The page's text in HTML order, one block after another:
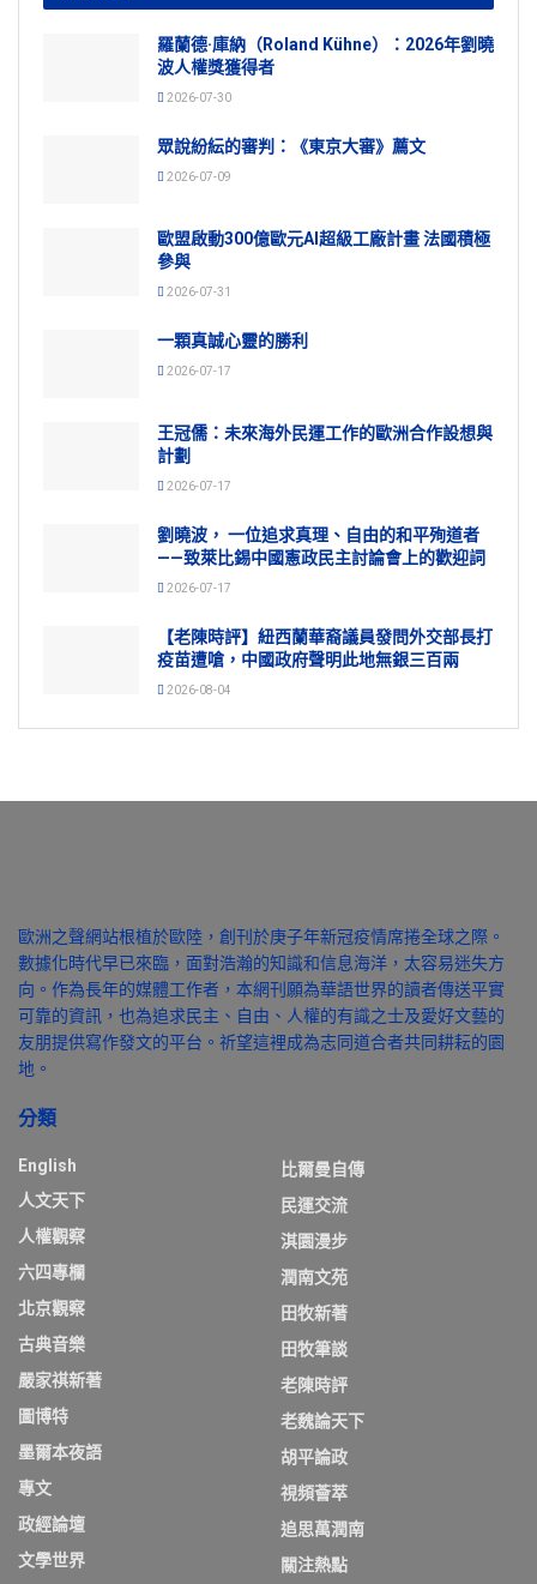
羅蘭德·庫納（Roland Kühne）：2026年劉曉
波人權獎獲得者
2026-07-30
眾說紛紜的審判：《東京大審》薦文
2026-07-09
歐盟啟動300億歐元AI超級工廠計畫 法國積極
參與
2026-07-31
一顆真誠心靈的勝利
2026-07-17
王冠儒：未來海外民運工作的歐洲合作設想與
計劃
2026-07-17
劉曉波， 一位追求真理、自由的和平殉道者
——致萊比錫中國憲政民主討論會上的歡迎詞
2026-07-17
【老陳時評】紐西蘭華裔議員發問外交部長打
疫苗遭嗆，中國政府聲明此地無銀三百兩
2026-08-04
歐洲之聲網站根植於歐陸，創刊於庚子年新冠疫情席捲全球之際。
數據化時代早已來臨，面對浩瀚的知識和信息海洋，太容易迷失方
向。作為長年的媒體工作者，本網刊願為華語世界的讀者傳送平實
可靠的資訊，也為追求民主、自由、人權的有識之士及愛好文藝的
友朋提供寫作發文的平台。祈望這裡成為志同道合者共同耕耘的園
地。
分類
English
人文天下
人權觀察
六四專欄
北京觀察
古典音樂
嚴家祺新著
圖博特
墨爾本夜語
專文
政經論壇
文學世界
比爾曼自傳
民運交流
淇園漫步
潤南文苑
田牧新著
田牧筆談
老陳時評
老魏論天下
胡平論政
視頻薈萃
追思萬潤南
關注熱點